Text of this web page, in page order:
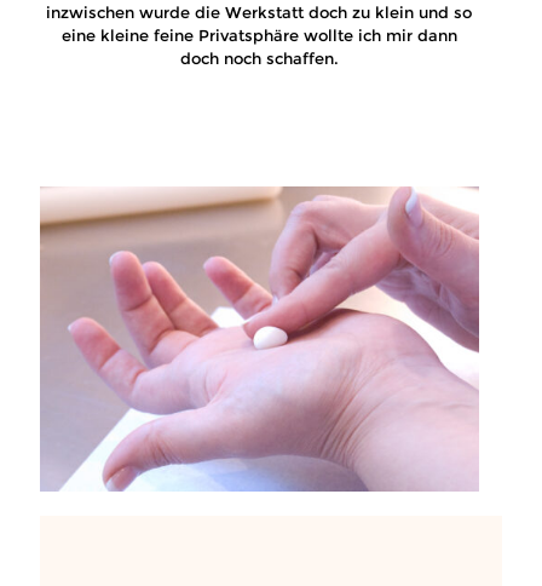
inzwischen wurde die Werkstatt doch zu klein und so
eine kleine feine Privatsphäre wollte ich mir dann
doch noch schaffen.